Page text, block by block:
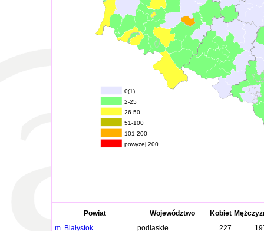
0(1)
2-25
26-50
51-100
101-200
powyżej 200
Powiat Województwo Kobiet
m. Białystok
podlaskie 227